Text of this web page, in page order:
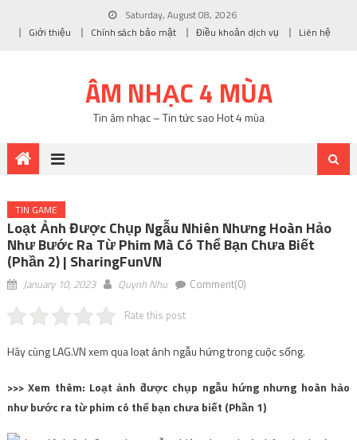
Saturday, August 08, 2026
Giới thiệu
Chính sách bảo mật Điều khoản dịch vụ Liên hệ
ÂM NHẠC 4 MÙA
Tin âm nhạc – Tin tức sao Hot 4 mùa
TIN GAME
Loạt Ảnh Được Chụp Ngẫu Nhiên Nhưng Hoàn Hảo
Như Bước Ra Từ Phim Mà Có Thể Bạn Chưa Biết
(Phần 2) | SharingFunVN
January 10, 2023 Quynh Nhu Comment(0)
Rate this post
Hãy cùng LAG.VN xem qua loạt ảnh ngẫu hứng trong cuộc sống.
>>> Xem thêm: Loạt ảnh được chụp ngẫu hứng nhưng hoàn hảo
như bước ra từ phim có thể bạn chưa biết (Phần 1)